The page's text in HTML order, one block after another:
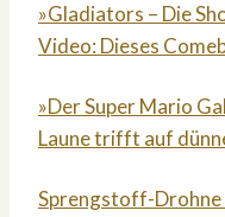
»Gladiators – Die
Video: Dieses
»Der Super Mario
Laune trifft auf
Sprengstoff-Drohne